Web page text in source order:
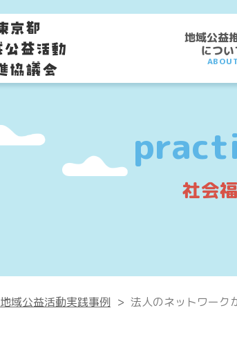
地域公益
につい
社会
地域公益活動実践事例 > 法人のネットワーク